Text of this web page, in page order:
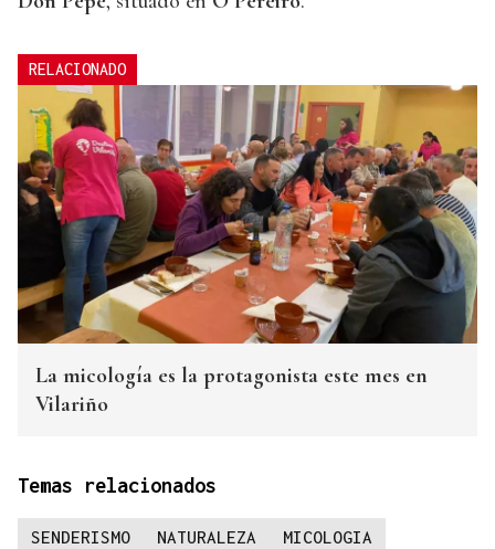
RELACIONADO
La micología es la protagonista este mes en
Vilariño
Temas relacionados
SENDERISMO NATURALEZA MICOLOGIA